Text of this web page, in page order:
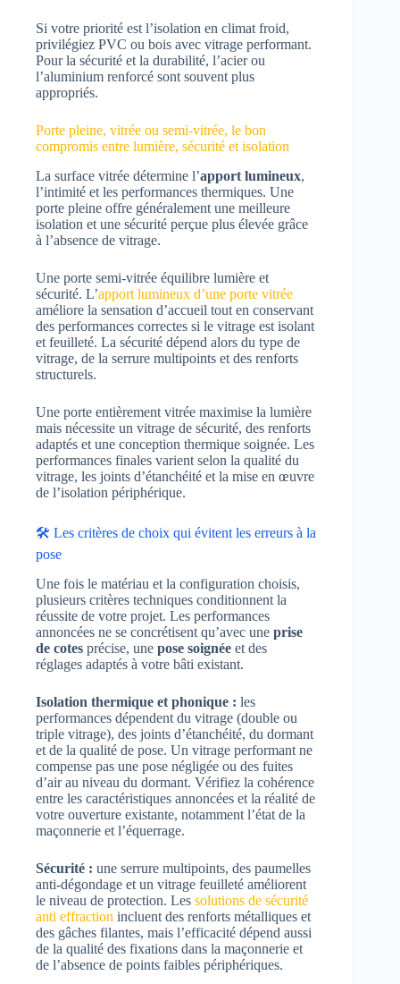
Si votre priorité est l’isolation en climat froid,
privilégiez PVC ou bois avec vitrage performant.
Pour la sécurité et la durabilité, l’acier ou
l’aluminium renforcé sont souvent plus
appropriés.
Porte pleine, vitrée ou semi-vitrée, le bon
compromis entre lumière, sécurité et isolation
La surface vitrée détermine l’apport lumineux,
l’intimité et les performances thermiques. Une
porte pleine offre généralement une meilleure
isolation et une sécurité perçue plus élevée grâce
à l’absence de vitrage.
Une porte semi-vitrée équilibre lumière et
sécurité. L’apport lumineux d’une porte vitrée
améliore la sensation d’accueil tout en conservant
des performances correctes si le vitrage est isolant
et feuilleté. La sécurité dépend alors du type de
vitrage, de la serrure multipoints et des renforts
structurels.
Une porte entièrement vitrée maximise la lumière
mais nécessite un vitrage de sécurité, des renforts
adaptés et une conception thermique soignée. Les
performances finales varient selon la qualité du
vitrage, les joints d’étanchéité et la mise en œuvre
de l’isolation périphérique.
🛠️ Les critères de choix qui évitent les erreurs à la
pose
Une fois le matériau et la configuration choisis,
plusieurs critères techniques conditionnent la
réussite de votre projet. Les performances
annoncées ne se concrétisent qu’avec une prise
de cotes précise, une pose soignée et des
réglages adaptés à votre bâti existant.
Isolation thermique et phonique : les
performances dépendent du vitrage (double ou
triple vitrage), des joints d’étanchéité, du dormant
et de la qualité de pose. Un vitrage performant ne
compense pas une pose négligée ou des fuites
d’air au niveau du dormant. Vérifiez la cohérence
entre les caractéristiques annoncées et la réalité de
votre ouverture existante, notamment l’état de la
maçonnerie et l’équerrage.
Sécurité : une serrure multipoints, des paumelles
anti-dégondage et un vitrage feuilleté améliorent
le niveau de protection. Les solutions de sécurité
anti effraction incluent des renforts métalliques et
des gâches filantes, mais l’efficacité dépend aussi
de la qualité des fixations dans la maçonnerie et
de l’absence de points faibles périphériques.